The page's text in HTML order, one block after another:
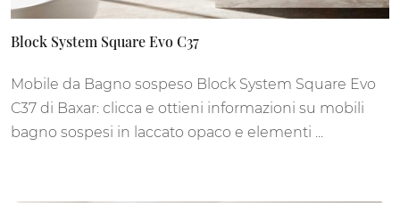
Block System Square Evo C37
Mobile da Bagno sospeso Block System Square Evo
C37 di Baxar: clicca e ottieni informazioni su mobili
bagno sospesi in laccato opaco e elementi ...